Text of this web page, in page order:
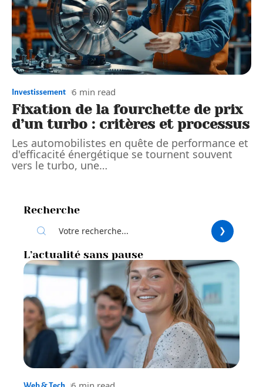
Investissement 6 min read
Fixation de la fourchette de prix
d’un turbo : critères et processus
Les automobilistes en quête de performance et
d'efficacité énergétique se tournent souvent
vers le turbo, une…
Recherche
L’actualité sans pause